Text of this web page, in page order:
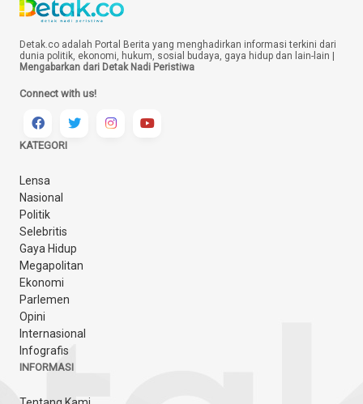
Detak.co adalah Portal Berita yang menghadirkan informasi terkini dari
dunia politik, ekonomi, hukum, sosial budaya, gaya hidup dan lain-lain |
Mengabarkan dari Detak Nadi Peristiwa
Connect with us!
KATEGORI
Lensa
Nasional
Politik
Selebritis
Gaya Hidup
Megapolitan
Ekonomi
Parlemen
Opini
Internasional
Infografis
INFORMASI